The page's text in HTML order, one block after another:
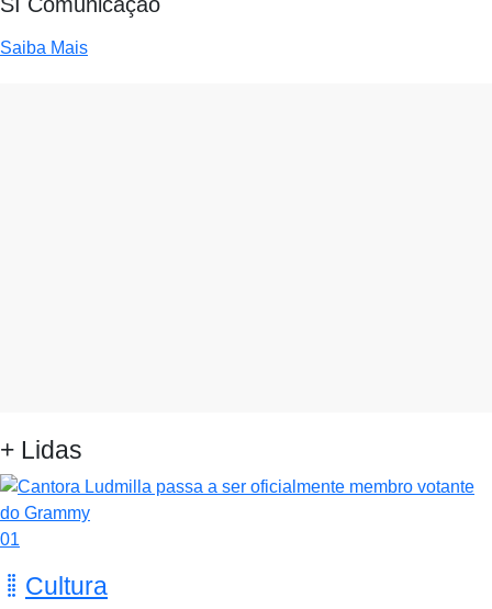
Saiba Mais
+ Lidas
01
Cultura